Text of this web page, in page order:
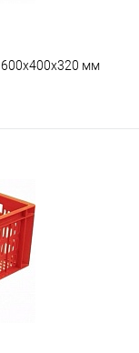
600х400х320 мм